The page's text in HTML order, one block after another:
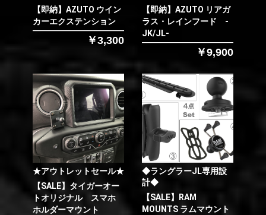
【即納】AZUTO ウイン
カーエクステンション
￥3,300
【即納】AZUTO リアガ
ラス・レインフード -
JK/JL-
￥9,900
★アウトレットセール★
【SALE】タイガーオー
トオリジナル スマホ
ホルダーマウント
◆ラングラーJL専用設
計◆
【SALE】RAM
MOUNTS ラムマウント